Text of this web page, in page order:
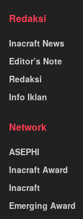
Redaksi
Inacraft News
Editor’s Note
Redaksi
Info Iklan
Network
ASEPHI
Inacraft Award
Inacraft
Emerging Award